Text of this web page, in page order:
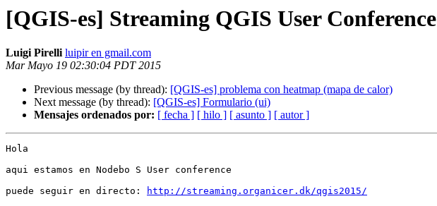
[QGIS-es] Streaming QGIS User Conference
Luigi Pirelli luipir en gmail.com
Mar Mayo 19 02:30:04 PDT 2015
Previous message (by thread): [QGIS-es] problema con heatmap (mapa de calor)
Next message (by thread): [QGIS-es] Formulario (ui)
Mensajes ordenados por: [ fecha ] [ hilo ] [ asunto ] [ autor ]
Hola
aqui estamos en Nodebo S User conference
puede seguir en directo:
http://streaming.organicer.dk/qgis2015/